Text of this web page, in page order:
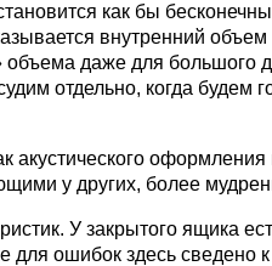
как бы
внутренний
даже для большого
отдельно, когда будем
у других, более
У закрытого ящика
для ошибок здесь сведено